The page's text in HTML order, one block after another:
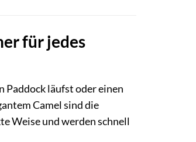
für jedes
Paddock läufst oder einen
Camel sind die
Weise und werden schnell